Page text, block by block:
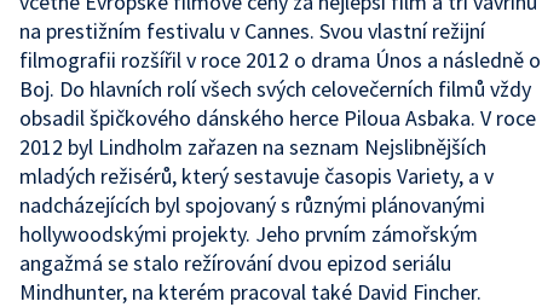
na prestižním festivalu v Cannes. Svou vlastní režijní
filmografii rozšířil v roce 2012 o drama Únos a následně o
Boj. Do hlavních rolí všech svých celovečerních filmů vždy
obsadil špičkového dánského herce Piloua Asbaka. V roce
2012 byl Lindholm zařazen na seznam Nejslibnějších
mladých režisérů, který sestavuje časopis Variety, a v
nadcházejících byl spojovaný s různými plánovanými
hollywoodskými projekty. Jeho prvním zámořským
angažmá se stalo režírování dvou epizod seriálu
Mindhunter, na kterém pracoval také David Fincher.